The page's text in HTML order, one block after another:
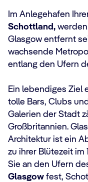
Im Anlegehafen
Schottland,
Glasgow entfernt
wachsende
entlang den Ufern
Ein lebendiges Ziel
tolle Bars, Clubs
Galerien der Stadt
Großbritannien.
Architektur ist ein
zu ihrer Blütezeit im
Sie an den Ufern
Glasgow fest,